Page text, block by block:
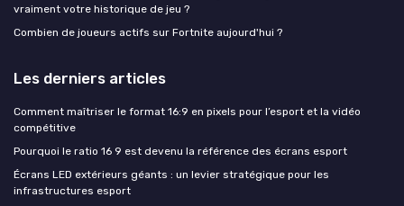
vraiment votre historique de jeu ?
Combien de joueurs actifs sur Fortnite aujourd'hui ?
Les derniers articles
Comment maîtriser le format 16:9 en pixels pour l’esport et la vidéo
compétitive
Pourquoi le ratio 16 9 est devenu la référence des écrans esport
Écrans LED extérieurs géants : un levier stratégique pour les
infrastructures esport